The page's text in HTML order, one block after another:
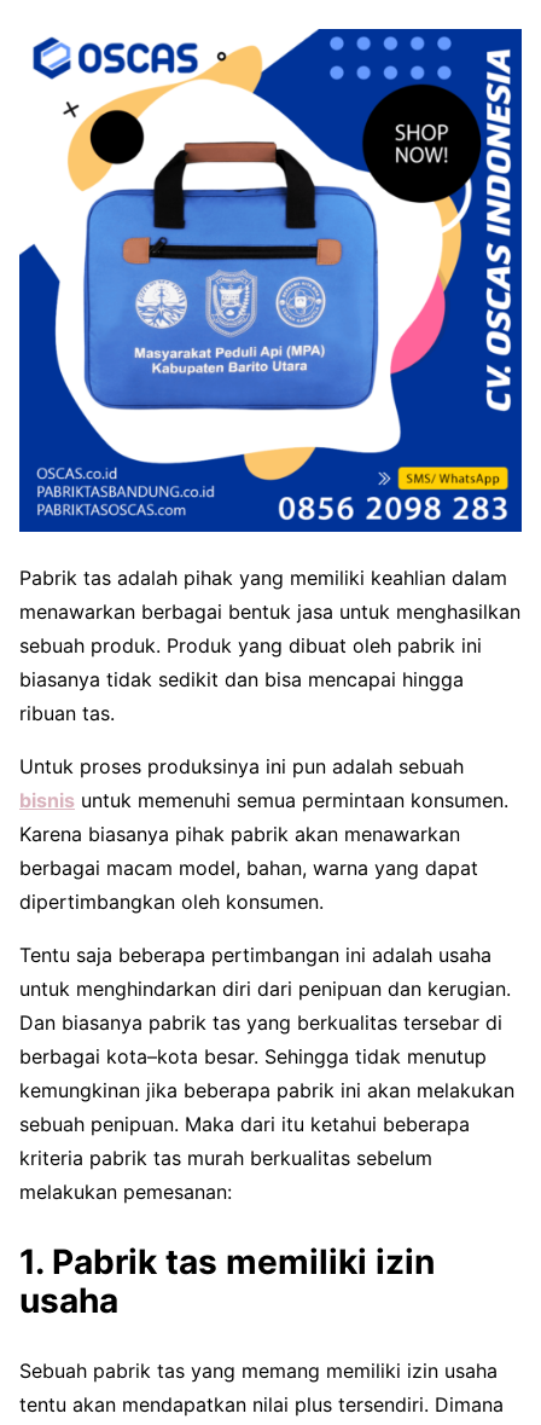
Pabrik tas adalah pihak yang memiliki keahlian dalam
menawarkan berbagai bentuk jasa untuk menghasilkan
sebuah produk. Produk yang dibuat oleh pabrik ini
biasanya tidak sedikit dan bisa mencapai hingga
ribuan tas.
Untuk proses produksinya ini pun adalah sebuah
bisnis untuk memenuhi semua permintaan konsumen.
Karena biasanya pihak pabrik akan menawarkan
berbagai macam model, bahan, warna yang dapat
dipertimbangkan oleh konsumen.
Tentu saja beberapa pertimbangan ini adalah usaha
untuk menghindarkan diri dari penipuan dan kerugian.
Dan biasanya pabrik tas yang berkualitas tersebar di
berbagai kota–kota besar. Sehingga tidak menutup
kemungkinan jika beberapa pabrik ini akan melakukan
sebuah penipuan. Maka dari itu ketahui beberapa
kriteria pabrik tas murah berkualitas sebelum
melakukan pemesanan:
1. Pabrik tas memiliki izin
usaha
Sebuah pabrik tas yang memang memiliki izin usaha
tentu akan mendapatkan nilai plus tersendiri. Dimana